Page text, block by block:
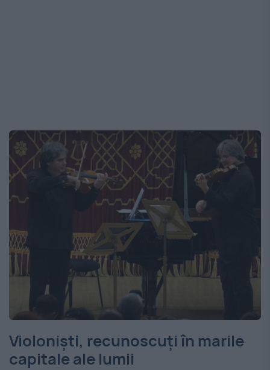
Violoniști, recunoscuți în marile
capitale ale lumii